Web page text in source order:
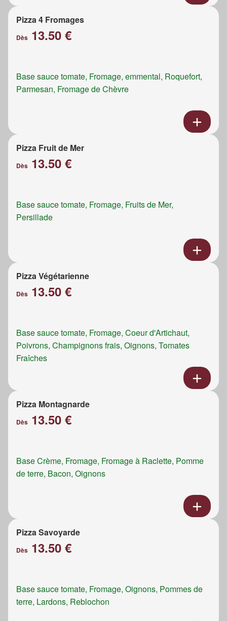
Pizza 4 Fromages
Dès 13.50 €
Base sauce tomate, Fromage, emmental, Roquefort,
Parmesan, Fromage de Chèvre
Pizza Fruit de Mer
Dès 13.50 €
Base sauce tomate, Fromage, Fruits de Mer,
Persillade
Pizza Végétarienne
Dès 13.50 €
Base sauce tomate, Fromage, Coeur d'Artichaut,
Poivrons, Champignons frais, Oignons, Tomates
Fraîches
Pizza Montagnarde
Dès 13.50 €
Base Crème, Fromage, Fromage à Raclette, Pomme
de terre, Bacon, Oignons
Pizza Savoyarde
Dès 13.50 €
Base sauce tomate, Fromage, Oignons, Pommes de
terre, Lardons, Reblochon